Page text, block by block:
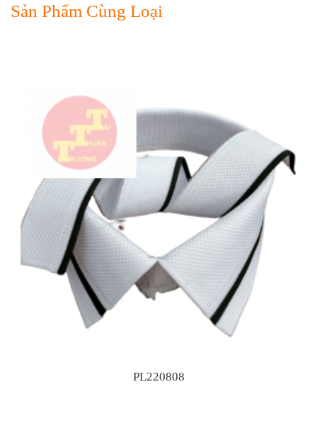
Sản Phẩm Cùng Loại
PL220808